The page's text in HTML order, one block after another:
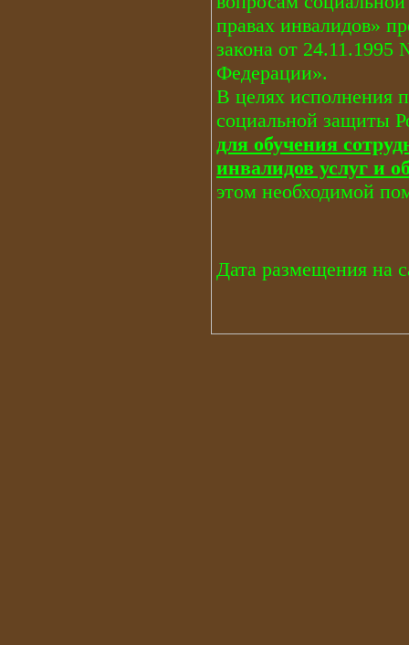
правах инвалидов»
закона от
Федерации».
В целях исполнения
социальной защиты
для обучения
инвалидов услуг и
этом необходимой
Дата размещения на